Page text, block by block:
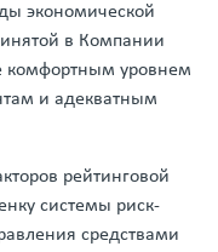
экономической
в Компании
комфортным уровнем
и адекватным
рейтинговой
системы риск-
средствами